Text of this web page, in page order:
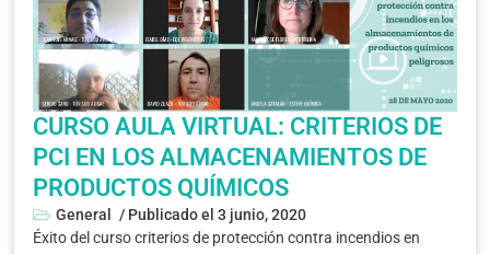
CURSO AULA VIRTUAL: CRITERIOS DE
PCI EN LOS ALMACENAMIENTOS DE
PRODUCTOS QUÍMICOS
General / Publicado el 3 junio, 2020
Éxito del curso criterios de protección contra incendios en